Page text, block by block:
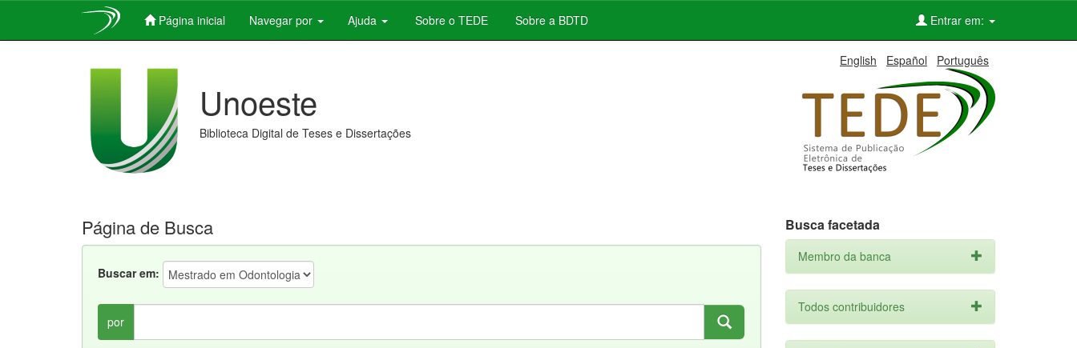
Página inicial Navegar por Ajuda Sobre o TEDE Sobre a BDTD Entrar em:
English Español Português
Unoeste
Biblioteca Digital de Teses e Dissertações
Página de Busca
Buscar em:
por
Busca facetada
Membro da banca
Todos contribuidores